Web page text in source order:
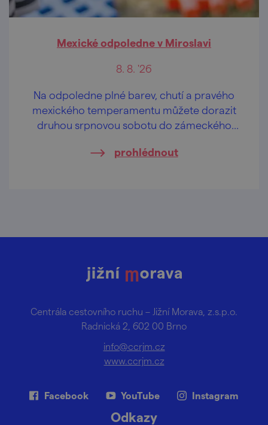
Mexické odpoledne v Miroslavi
8. 8. '26
Na odpoledne plné barev, chutí a pravého
mexického temperamentu můžete dorazit
druhou srpnovou sobotu do zámeckého
prohlédnout
Centrála cestovního ruchu – Jižní Morava, z.s.p.o.
Radnická 2, 602 00 Brno
info@ccrjm.cz
www.ccrjm.cz
Facebook YouTube Instagram
Odkazy